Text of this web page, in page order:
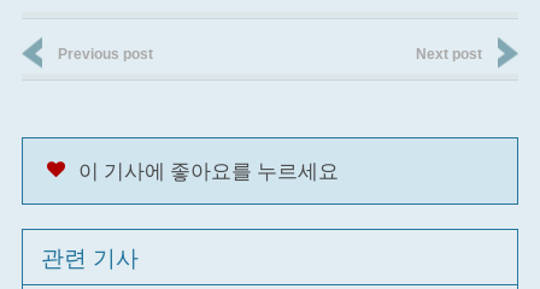
Previous post Next post
이 기사에 좋아요를 누르세요
관련 기사